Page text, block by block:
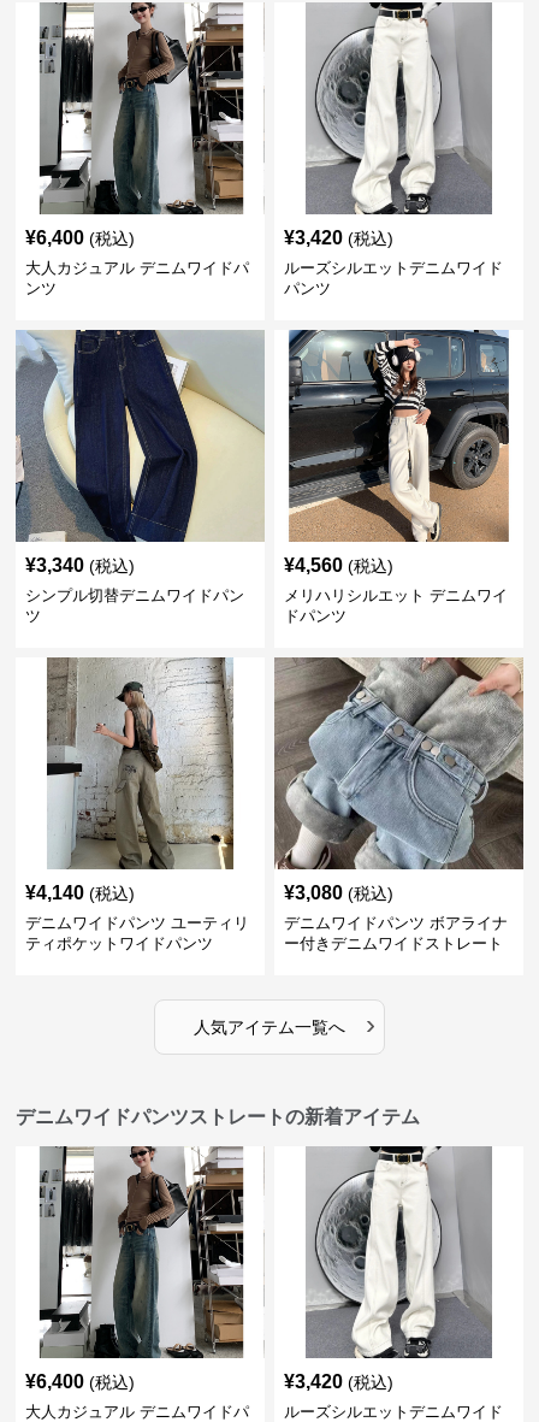
¥6,400 (税込)
大人カジュアル デニムワイドパ
ンツ
¥3,420 (税込)
ルーズシルエットデニムワイド
パンツ
¥3,340 (税込)
シンプル切替デニムワイドパン
ツ
¥4,560 (税込)
メリハリシルエット デニムワイ
ドパンツ
¥4,140 (税込)
デニムワイドパンツ ユーティリ
ティポケットワイドパンツ
¥3,080 (税込)
デニムワイドパンツ ボアライナ
ー付きデニムワイドストレート
人気アイテム一覧へ ›
デニムワイドパンツストレートの新着アイテム
¥6,400 (税込)
大人カジュアル デニムワイドパ
¥3,420 (税込)
ルーズシルエットデニムワイド